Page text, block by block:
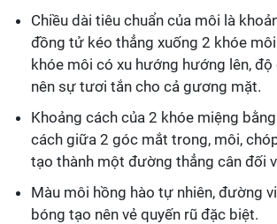
Chiều dài tiêu chuẩn của môi là
đồng tử kéo thẳng xuống 2 khóe
khóe môi có xu hướng hướng lên, độ
nên sự tươi tắn cho cả gương mặt.
Khoảng cách của 2 khóe miệng
cách giữa 2 góc mắt trong, môi,
tạo thành một đường thẳng cân đối
Màu môi hồng hào tự nhiên, đường
bóng tạo nên vẻ quyến rũ đặc biệt.